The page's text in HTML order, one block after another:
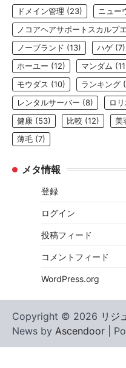
ドメイン管理 (23) ニュー
ノコアヘアサポートスカルプ
ノーブランド (13) ハゲ (7)
ホーユー (12) マンダム
モウダス (10) ランキング
レンタルサーバー (8) ロ
健康 (53) 比較 (12) 美
薄毛 (7)
メタ情報
登録
ログイン
投稿フィード
コメントフィード
WordPress.org
Copyright © 2026 リジ
News by Ascendoor |